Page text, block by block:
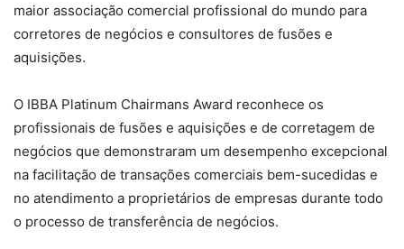
maior associação comercial profissional do mundo para
corretores de negócios e consultores de fusões e
aquisições.
O IBBA Platinum Chairmans Award reconhece os
profissionais de fusões e aquisições e de corretagem de
negócios que demonstraram um desempenho excepcional
na facilitação de transações comerciais bem-sucedidas e
no atendimento a proprietários de empresas durante todo
o processo de transferência de negócios.